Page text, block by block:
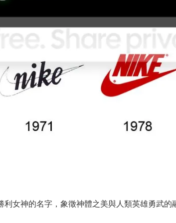
利女神的名字，象徵神體之美與人類英雄勇武的